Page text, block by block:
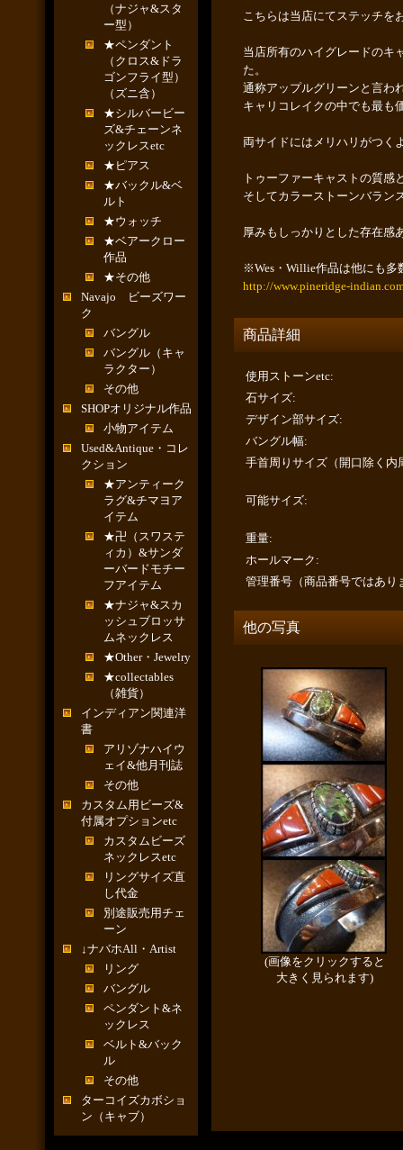
（ナジャ&スタ
ー型）
★ペンダント
（クロス&ドラ
ゴンフライ型）
（ズニ含）
★シルバービー
ズ&チェーンネ
ックレスetc
★ピアス
★バックル&ベ
ルト
★ウォッチ
★ベアークロー
作品
★その他
Navajo ビーズワー
ク
バングル
バングル（キャ
ラクター）
その他
SHOPオリジナル作品
小物アイテム
Used&Antique・コレ
クション
★アンティーク
ラグ&チマヨア
イテム
★卍（スワステ
ィカ）&サンダ
ーバードモチー
フアイテム
★ナジャ&スカ
ッシュブロッサ
ムネックレス
★Other・Jewelry
★collectables
（雑貨）
インディアン関連洋
書
アリゾナハイウ
ェイ&他月刊誌
その他
カスタム用ビーズ&
付属オプションetc
カスタムビーズ
ネックレスetc
リングサイズ直
し代金
別途販売用チェ
ーン
↓ナバホAll・Artist
リング
バングル
ペンダント&ネ
ックレス
ベルト&バック
ル
その他
ターコイズカボショ
ン（キャブ）
こちらは当店にてステッチを
当店所有のハイグレードのキ
た。
通称アップルグリーンと言わ
キャリコレイクの中でも最も
両サイドにはメリハリがつく
トゥーファーキャストの質感
そしてカラーストーンバラン
厚みもしっかりとした存在感
※Wes・Willie作品は他にも多
http://www.pineridge-
商品詳細
使用ストーンetc:
石サイズ:
デザイン部サイズ:
バングル幅:
手首周りサイズ（開口除く内
可能サイズ:
重量:
ホールマーク :
管理番号（商品番号ではあり
他の写真
(画像をクリックすると
大きく見られます)